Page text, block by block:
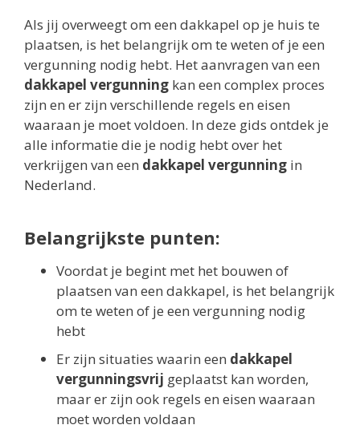
Als jij overweegt om een dakkapel op je huis te
plaatsen, is het belangrijk om te weten of je een
vergunning nodig hebt. Het aanvragen van een
dakkapel vergunning kan een complex proces
zijn en er zijn verschillende regels en eisen
waaraan je moet voldoen. In deze gids ontdek je
alle informatie die je nodig hebt over het
verkrijgen van een dakkapel vergunning in
Nederland.
Belangrijkste punten:
Voordat je begint met het bouwen of
plaatsen van een dakkapel, is het belangrijk
om te weten of je een vergunning nodig
hebt
Er zijn situaties waarin een dakkapel
vergunningsvrij geplaatst kan worden,
maar er zijn ook regels en eisen waaraan
moet worden voldaan